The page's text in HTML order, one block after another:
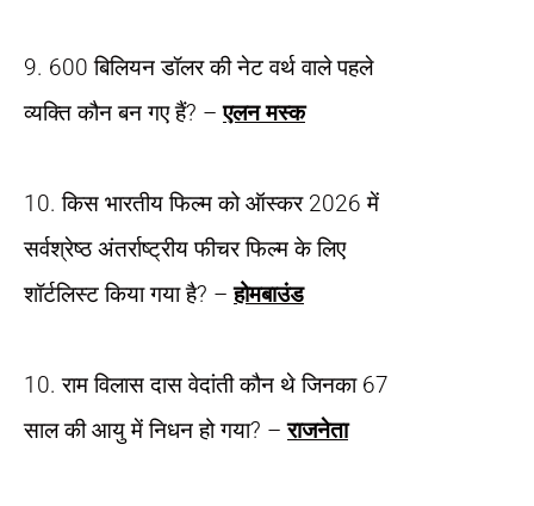
9. 600 बिलियन डॉलर की नेट वर्थ वाले पहले
व्यक्ति कौन बन गए हैं? –एलन मस्क
10. किस भारतीय फिल्म को ऑस्कर 2026 में
सर्वश्रेष्ठ अंतर्राष्ट्रीय फीचर फिल्म के लिए
शॉर्टलिस्ट किया गया है? –होमबाउंड
10. राम विलास दास वेदांती कौन थे जिनका 67
साल की आयु में निधन हो गया? –राजनेता